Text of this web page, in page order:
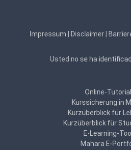
Impressum Disclaimer
Usted no se ha
Online-
Kurssicherung in
Kurzüberblick für
Kurzüberblick für
E-Learning-
Mahara E-